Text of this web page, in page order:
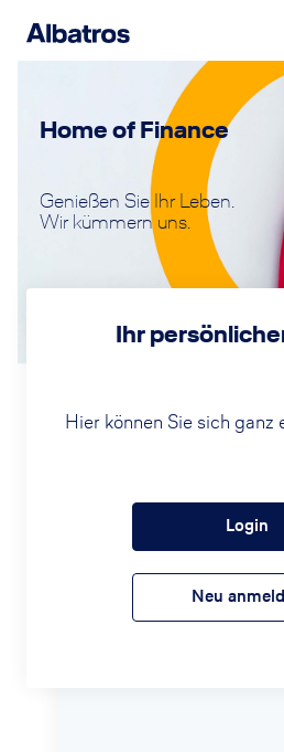
Home of Finance
Genießen Sie Ihr Leben.
Wir kümmern uns.
Ihr
Hier können Sie sich
Login
Neu